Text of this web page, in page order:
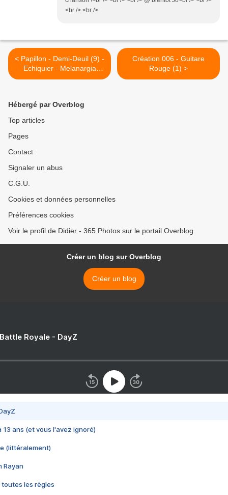
<br /> <br />
< Papillon - Demi-Deuil (9) -
Echiquier - Melanargia
galathea
Création 006 - Guitare
Rouge (1) >
Hébergé par Overblog
Top articles
Pages
Contact
Signaler un abus
C.G.U.
Cookies et données personnelles
Préférences cookies
Voir le profil de Didier - 365 Photos sur le portail Overblog
Créer un blog sur Overblog
Créer un blog
Royale - DayZ
13 ans (et vous l'avez ignoré)
(littéralement)
Rayan
toutes les règles